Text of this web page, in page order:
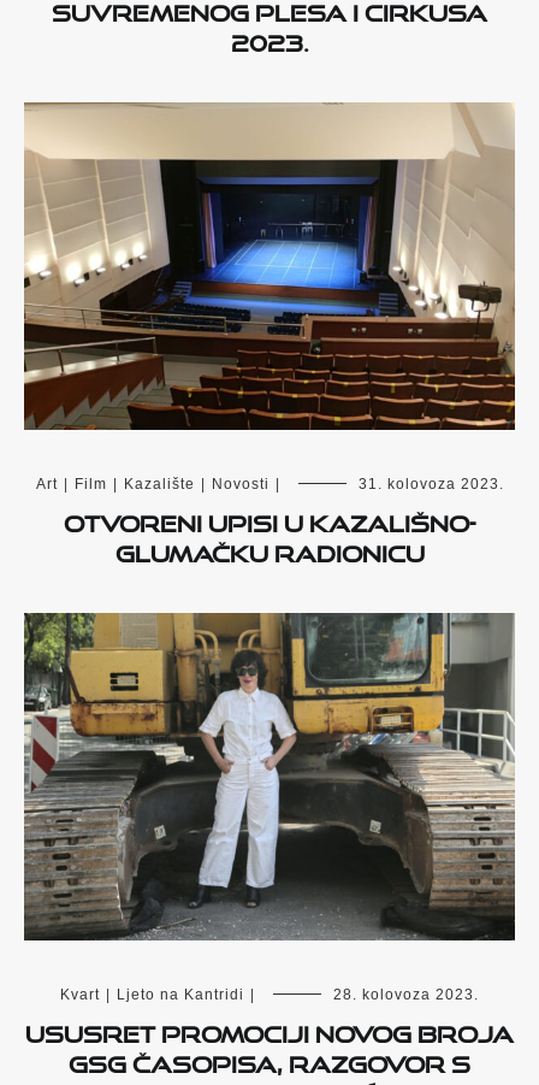
suvremenog plesa i cirkusa
2023.
Art | Film | Kazalište | Novosti | 31. kolovoza 2023.
Otvoreni upisi u kazališno-
glumačku radionicu
Kvart | Ljeto na Kantridi | 28. kolovoza 2023.
Ususret promociji novog broja
GSG časopisa, razgovor s